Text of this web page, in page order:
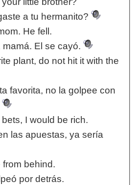
a tu hermanito?
He fell.
El se cayó.
plant, do not hit it with the
favorita, no la golpee con
I would be rich.
las apuestas, ya sería
behind.
por detrás.